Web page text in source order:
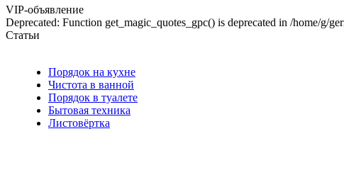
VIP-объявление
Deprecated: Function get_magic_quotes_gpc() is deprecated in /home/g/
Статьи
Порядок на кухне
Чистота в ванной
Порядок в туалете
Бытовая техника
Листовёртка